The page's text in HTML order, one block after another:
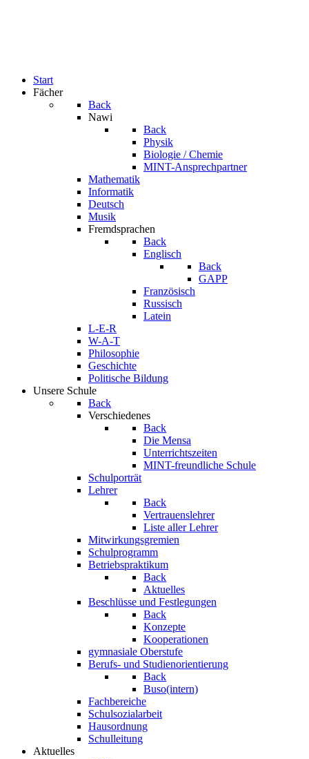
Start
Fächer
Back
Nawi
Back
Physik
Biologie / Chemie
MINT-Ansprechpartner
Mathematik
Informatik
Deutsch
Musik
Fremdsprachen
Back
Englisch
Back
GAPP
Französisch
Russisch
Latein
L-E-R
W-A-T
Philosophie
Geschichte
Politische Bildung
Unsere Schule
Back
Verschiedenes
Back
Die Mensa
Unterrichtszeiten
MINT-freundliche Schule
Schulporträt
Lehrer
Back
Vertrauenslehrer
Liste aller Lehrer
Mitwirkungsgremien
Schulprogramm
Betriebspraktikum
Back
Aktuelles
Beschlüsse und Festlegungen
Back
Konzepte
Kooperationen
gymnasiale Oberstufe
Berufs- und Studienorientierung
Back
Buso(intern)
Fachbereiche
Schulsozialarbeit
Hausordnung
Schulleitung
Aktuelles